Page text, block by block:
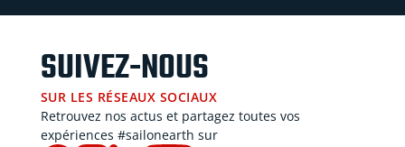
SUIVEZ-NOUS
SUR LES RÉSEAUX SOCIAUX
Retrouvez nos actus et partagez toutes vos
expériences #sailonearth sur